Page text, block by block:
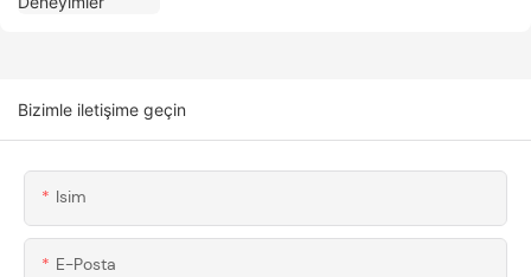
Bizimle iletişime geçin
Isim
E-Posta